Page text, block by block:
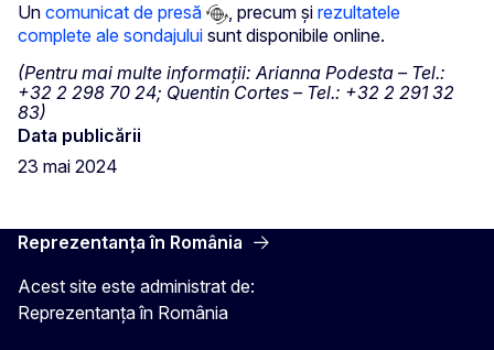
Un comunicat de presă , precum și rezultatele
complete ale sondajului sunt disponibile online.
(Pentru mai multe informații: Arianna Podesta – Tel.:
+32 2 298 70 24; Quentin Cortes – Tel.: +32 2 291 32
83)
Data publicării
23 mai 2024
Reprezentanța în România
Acest site este administrat de:
Reprezentanța în România